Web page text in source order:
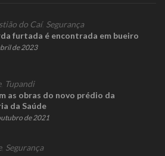
do Caí, Segurança
furtada é encontrada em bueiro
de 2023
, Tupandi
as obras do novo prédio da
da Saúde
de 2021
, Segurança